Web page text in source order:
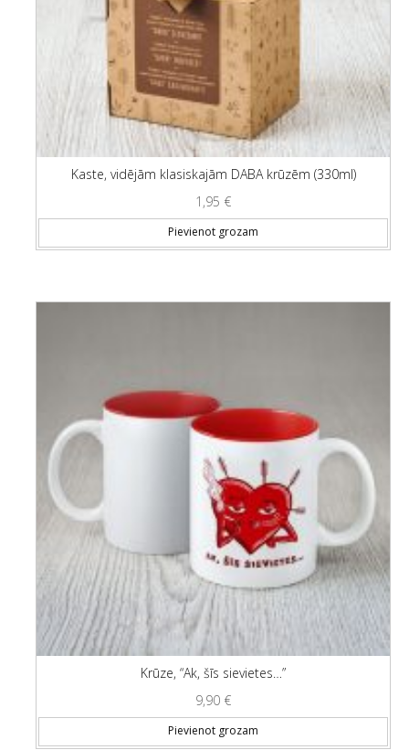
Kaste, vidējām klasiskajām DABA krūzēm (330ml)
1,95 €
Pievienot grozam
Krūze, “Ak, šīs sievietes…”
9,90 €
Pievienot grozam